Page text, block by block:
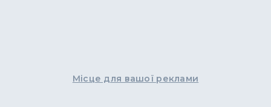
Місце для вашої реклами